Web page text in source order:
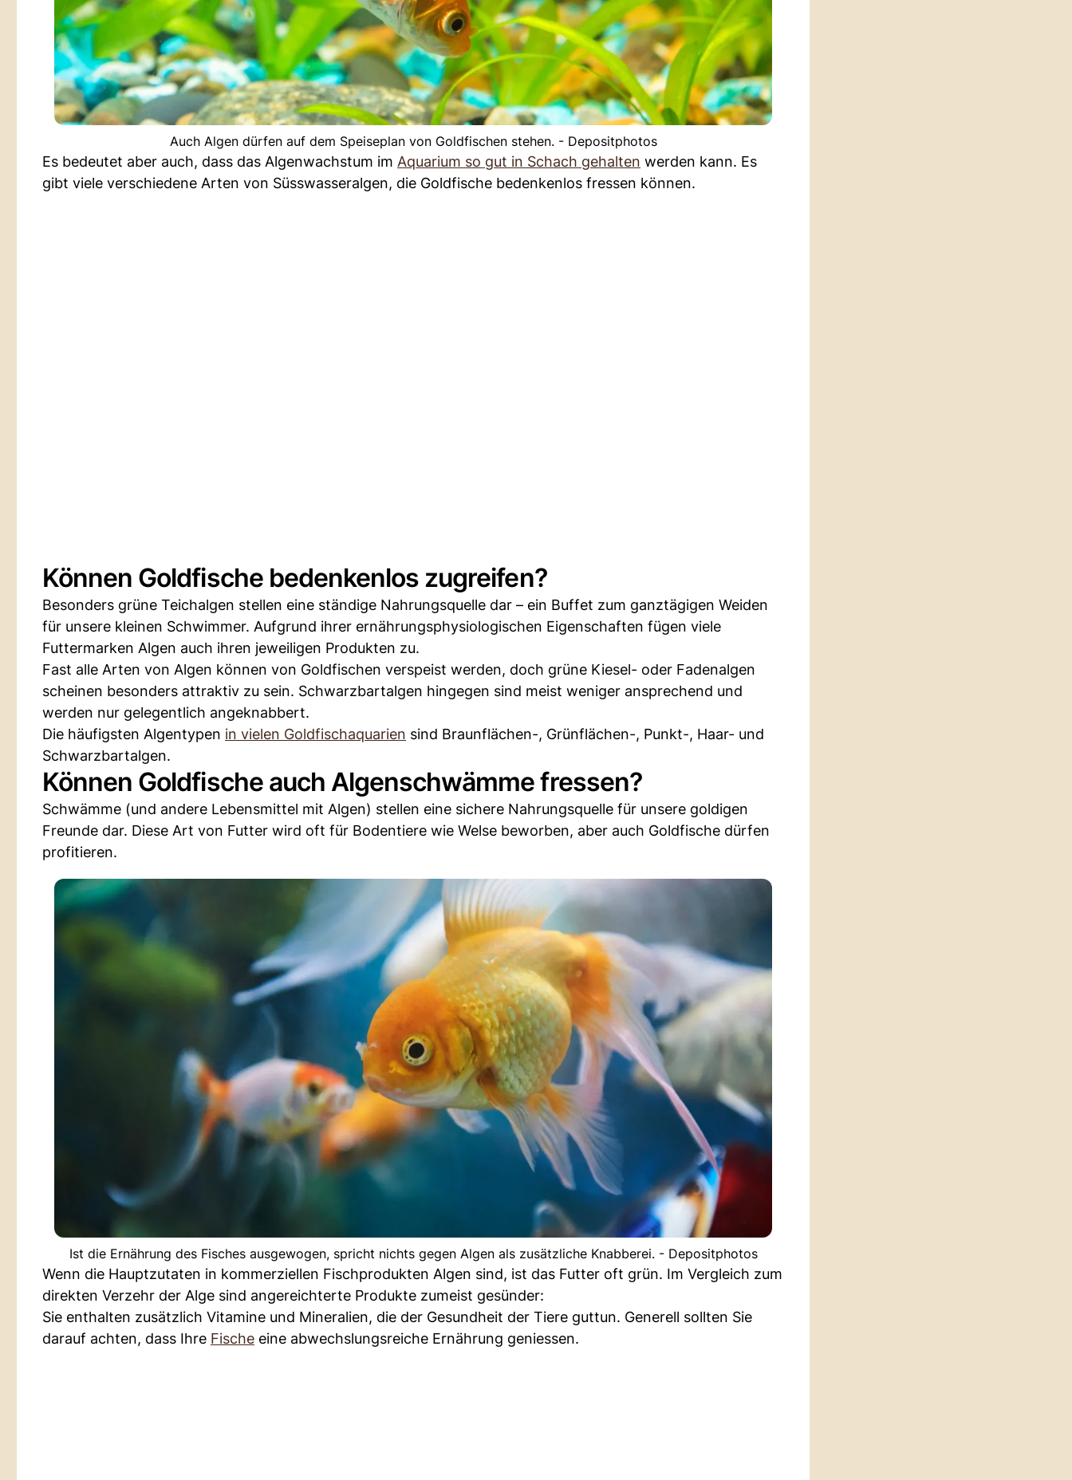
Auch Algen dürfen auf dem Speiseplan von Goldfischen stehen. - Depositphotos
Es bedeutet aber auch, dass das Algenwachstum im Aquarium so gut in Schach gehalten werden kann. Es
gibt viele verschiedene Arten von Süsswasseralgen, die Goldfische bedenkenlos fressen können.
Können Goldfische bedenkenlos zugreifen?
Besonders grüne Teichalgen stellen eine ständige Nahrungsquelle dar – ein Buffet zum ganztägigen Weiden
für unsere kleinen Schwimmer. Aufgrund ihrer ernährungsphysiologischen Eigenschaften fügen viele
Futtermarken Algen auch ihren jeweiligen Produkten zu.
Fast alle Arten von Algen können von Goldfischen verspeist werden, doch grüne Kiesel- oder Fadenalgen
scheinen besonders attraktiv zu sein. Schwarzbartalgen hingegen sind meist weniger ansprechend und
werden nur gelegentlich angeknabbert.
Die häufigsten Algentypen in vielen Goldfischaquarien sind Braunflächen-, Grünflächen-, Punkt-, Haar- und
Schwarzbartalgen.
Können Goldfische auch Algenschwämme fressen?
Schwämme (und andere Lebensmittel mit Algen) stellen eine sichere Nahrungsquelle für unsere goldigen
Freunde dar. Diese Art von Futter wird oft für Bodentiere wie Welse beworben, aber auch Goldfische dürfen
profitieren.
Ist die Ernährung des Fisches ausgewogen, spricht nichts gegen Algen als zusätzliche Knabberei. - Depositphotos
Wenn die Hauptzutaten in kommerziellen Fischprodukten Algen sind, ist das Futter oft grün. Im Vergleich zum
direkten Verzehr der Alge sind angereichterte Produkte zumeist gesünder:
Sie enthalten zusätzlich Vitamine und Mineralien, die der Gesundheit der Tiere guttun. Generell sollten Sie
darauf achten, dass Ihre Fische eine abwechslungsreiche Ernährung geniessen.